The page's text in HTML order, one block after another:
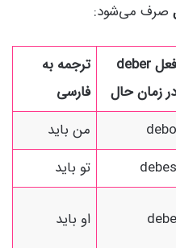
صرف می‌شود:
فعل deber
زمان حال
ترجمه به
فارسی
debo
من باید
debes تو باید
debe او باید